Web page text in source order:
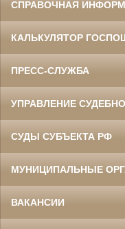
СПРАВОЧНАЯ
КАЛЬКУЛЯТОР
ПРЕСС-СЛУЖБА
УПРАВЛЕНИЕ
СУДЫ СУБЪЕКТА РФ
МУНИЦИПАЛЬНЫЕ
ВАКАНСИИ